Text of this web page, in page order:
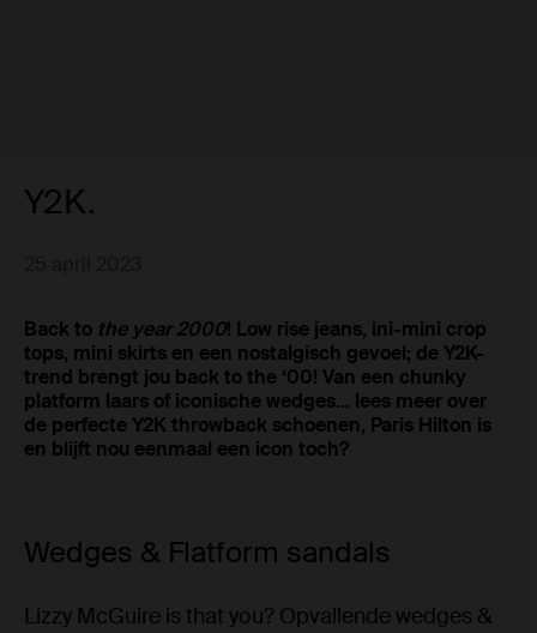
Y2K.
Back to the year 2000! Low rise jeans, ini-mini crop
tops, mini skirts en een nostalgisch gevoel; de Y2K-
trend brengt jou back to the ‘00! Van een chunky
platform laars of iconische wedges… lees meer over
de perfecte Y2K throwback schoenen, Paris Hilton is
en blijft nou eenmaal een icon toch?
Wedges & Flatform sandals
Lizzy McGuire is that you? Opvallende wedges &